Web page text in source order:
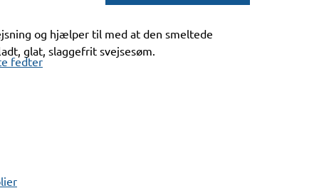
fedter
og hjælper til med at den smeltede
glat, slaggefrit svejsesøm.